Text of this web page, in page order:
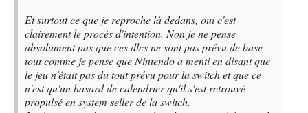
Et surtout ce que je reproche là dedans, oui c'est
clairement le procès d'intention. Non je ne pense
absolument pas que ces dlcs ne sont pas prévu de base
tout comme je pense que Nintendo a menti en disant que
le jeu n'était pas du tout prévu pour la switch et que ce
n'est qu'un hasard de calendrier qu'il s'est retrouvé
propulsé en system seller de la switch.